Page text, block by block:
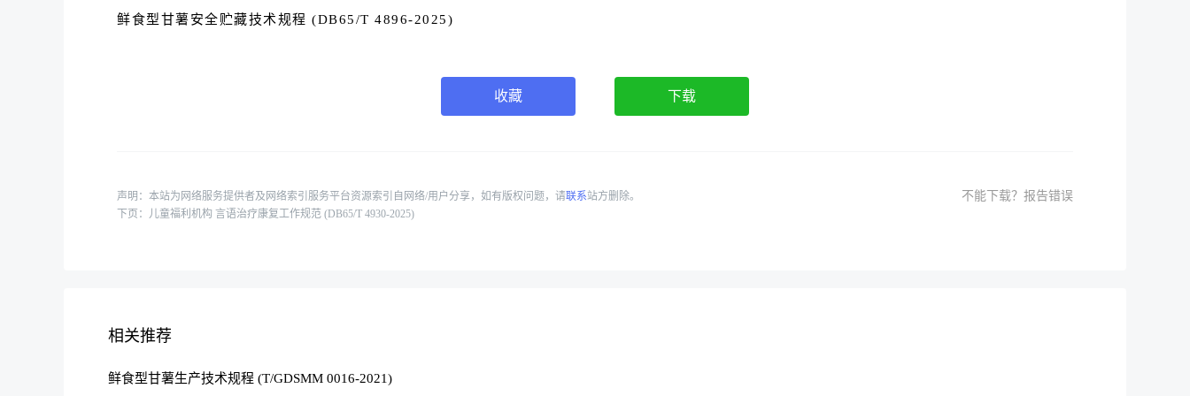
鲜食型甘薯安全贮藏技术规程 (DB65/T 4896-2025)
收藏 下载
声明：本站为网络服务提供者及网络索引服务平台资源索引自网络/用户分享，如有版权问题，请联系站方删除。 不能下载？报告错误
下页： 儿童福利机构 言语治疗康复工作规范 (DB65/T 4930-2025)
相关推荐
鲜食型甘薯生产技术规程 (T/GDSMM 0016-2021)